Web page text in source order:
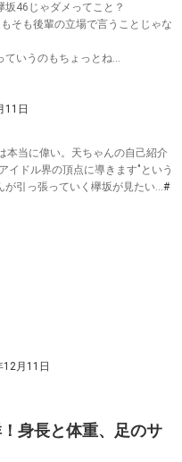
坂46じゃダメってこと？
そも後輩の立場で言うことじゃな
ていうのもちょっとね…
11日
本当に偉い。天ちゃんの自己紹介
イドル界の頂点に導きます″という
が引っ張っていく欅坂が見たい…#
月11日
身長と体重、足のサ